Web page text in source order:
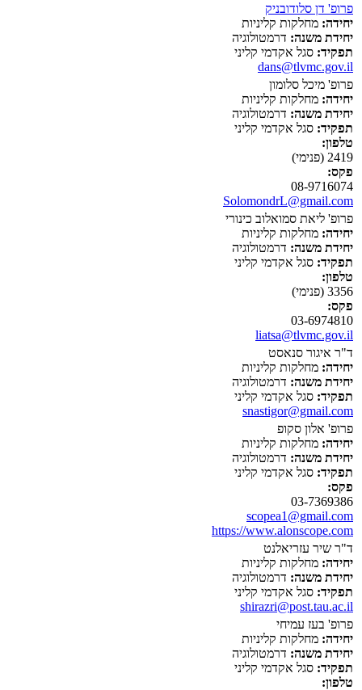
פרופ' דן סלודובניק
יחידה: מחלקות קליניות
יחידת משנה: דרמטולוגיה
תפקיד: סגל אקדמי קליני
dans@tlvmc.gov.il
פרופ' מיכל סלומון
יחידה: מחלקות קליניות
יחידת משנה: דרמטולוגיה
תפקיד: סגל אקדמי קליני
טלפון:
2419 (פנימי)
פקס:
08-9716074
SolomondrL@gmail.com
פרופ' ליאת סמואלוב כינורי
יחידה: מחלקות קליניות
יחידת משנה: דרמטולוגיה
תפקיד: סגל אקדמי קליני
טלפון:
3356 (פנימי)
פקס:
03-6974810
liatsa@tlvmc.gov.il
ד"ר איגור סנאסט
יחידה: מחלקות קליניות
יחידת משנה: דרמטולוגיה
תפקיד: סגל אקדמי קליני
snastigor@gmail.com
פרופ' אלון סקופ
יחידה: מחלקות קליניות
יחידת משנה: דרמטולוגיה
תפקיד: סגל אקדמי קליני
פקס:
03-7369386
scopea1@gmail.com
https://www.alonscope.com
ד"ר שיר עזריאלנט
יחידה: מחלקות קליניות
יחידת משנה: דרמטולוגיה
תפקיד: סגל אקדמי קליני
shirazri@post.tau.ac.il
פרופ' בעז עמיחי
יחידה: מחלקות קליניות
יחידת משנה: דרמטולוגיה
תפקיד: סגל אקדמי קליני
טלפון: